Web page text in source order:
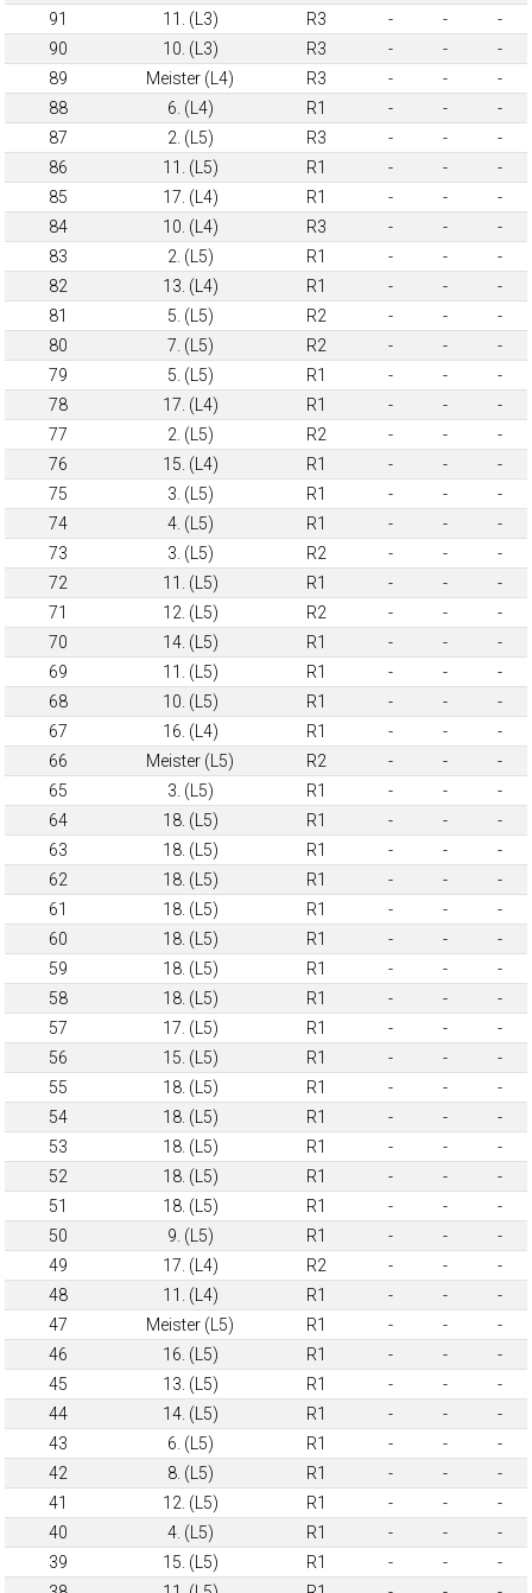
91 11. (L3) R3 - -
-
90
10. (L3) R3 - -
-
89
Meister (L4) R3 - -
-
88
6. (L4) R1 - -
-
87
2. (L5) R3 - -
-
86
11. (L5) R1 - -
-
85
17. (L4) R1 - -
-
84
10. (L4) R3 - -
-
83
2. (L5) R1 - -
-
82
13. (L4) R1 - -
-
81
5. (L5) R2 - -
-
80
7. (L5) R2 - -
-
79
5. (L5) R1 - -
-
78
17. (L4) R1 - -
-
77
2. (L5) R2 - -
-
76
15. (L4) R1 - -
-
75
3. (L5) R1 - -
-
74
4. (L5) R1 - -
-
73
3. (L5) R2 - -
-
72
11. (L5) R1 - -
-
71
12. (L5) R2 - -
-
70
14. (L5) R1 - -
-
69
11. (L5) R1 - -
-
68
10. (L5) R1 - -
-
67
16. (L4) R1 - -
-
66
Meister (L5) R2 - -
-
65
3. (L5) R1 - -
-
64
18. (L5) R1 - -
-
63
18. (L5) R1 - -
-
62
18. (L5) R1 - -
-
61
18. (L5) R1 - -
-
60
18. (L5) R1 - -
-
59
18. (L5) R1 - -
-
58
18. (L5) R1 - -
-
57
17. (L5) R1 - -
-
56
15. (L5) R1 - -
-
55
18. (L5) R1 - -
-
54
18. (L5) R1 - -
-
53
18. (L5) R1 - -
-
52
18. (L5) R1 - -
-
51
18. (L5) R1 - -
-
50
9. (L5) R1 - -
-
49
17. (L4) R2 - -
-
48
11. (L4) R1 - -
-
47
Meister (L5) R1 - -
-
46
16. (L5) R1 - -
-
45
13. (L5) R1 - -
-
44
14. (L5) R1 - -
-
43
6. (L5) R1 - -
-
42
8. (L5) R1 - -
-
41
12. (L5) R1 - -
-
40
4. (L5) R1 - -
-
39
15. (L5) R1 - -
-